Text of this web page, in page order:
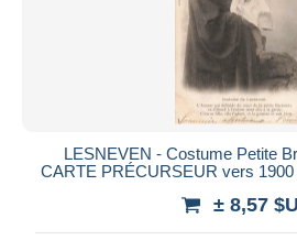
Appliquer
LESNEVEN - Costume Petite
CARTE PRÉCURSEUR vers
± 8,57